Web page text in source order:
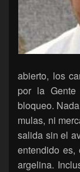
abierto, los
por la
bloqueo.
mulas, ni
salida sin el
entendido
argelina.